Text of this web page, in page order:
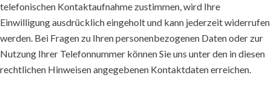
telefonischen Kontaktaufnahme zustimmen, wird Ihre
Einwilligung ausdrücklich eingeholt und kann jederzeit widerrufen
werden. Bei Fragen zu Ihren personenbezogenen Daten oder zur
Nutzung Ihrer Telefonnummer können Sie uns unter den in diesen
rechtlichen Hinweisen angegebenen Kontaktdaten erreichen.